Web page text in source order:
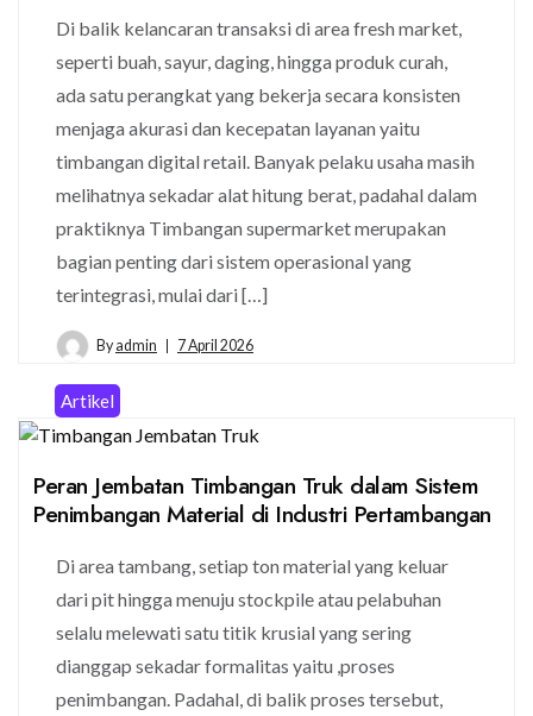
Di balik kelancaran transaksi di area fresh market,
seperti buah, sayur, daging, hingga produk curah,
ada satu perangkat yang bekerja secara konsisten
menjaga akurasi dan kecepatan layanan yaitu
timbangan digital retail. Banyak pelaku usaha masih
melihatnya sekadar alat hitung berat, padahal dalam
praktiknya Timbangan supermarket merupakan
bagian penting dari sistem operasional yang
terintegrasi, mulai dari […]
By admin 7 April 2026
Artikel
Peran Jembatan Timbangan Truk dalam Sistem
Penimbangan Material di Industri Pertambangan
Di area tambang, setiap ton material yang keluar
dari pit hingga menuju stockpile atau pelabuhan
selalu melewati satu titik krusial yang sering
dianggap sekadar formalitas yaitu ,proses
penimbangan. Padahal, di balik proses tersebut,